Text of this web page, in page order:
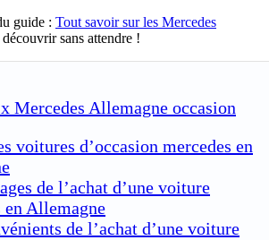
guide : Tout savoir sur les Mercedes
découvrir sans attendre !
Mercedes Allemagne occasion
voitures d’occasion mercedes en
de l’achat d’une voiture
en Allemagne
de l’achat d’une voiture